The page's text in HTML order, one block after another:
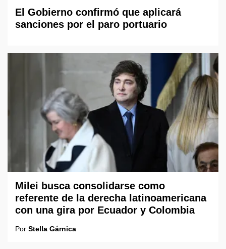
El Gobierno confirmó que aplicará
sanciones por el paro portuario
Milei busca consolidarse como
referente de la derecha latinoamericana
con una gira por Ecuador y Colombia
Por Stella Gárnica